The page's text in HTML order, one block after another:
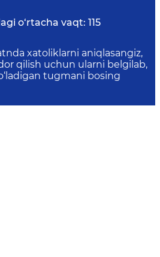
o‘rtacha vaqt: 115
xatoliklarni aniqlasangiz,
qilish uchun ularni belgilab,
tugmani bosing